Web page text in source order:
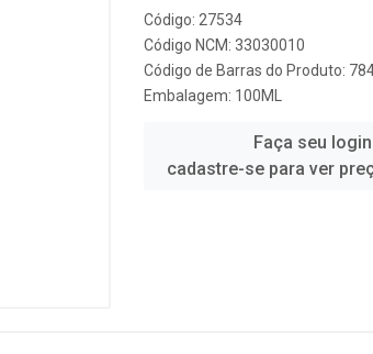
Código: 27534
Código NCM: 33030010
Código de Barras do Produto:
Embalagem: 100ML
Faça seu
cadastre-se para ver